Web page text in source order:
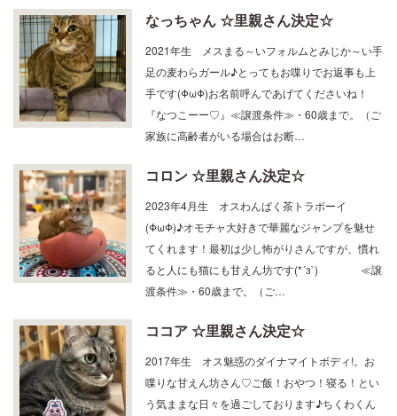
なっちゃん ☆里親さん決定☆
2021年生 メスまる～いフォルムとみじか～い手
足の麦わらガール♪とってもお喋りでお返事も上
手です(ΦωΦ)お名前呼んであげてくださいね！
『なつこーー♡』≪譲渡条件≫・60歳まで。（ご
家族に高齢者がいる場合はお断…
コロン ☆里親さん決定☆
2023年4月生 オスわんぱく茶トラボーイ
(ΦωΦ)♪オモチャ大好きで華麗なジャンプを魅せ
てくれます！最初は少し怖がりさんですが、慣れ
ると人にも猫にも甘えん坊です(*´з`) ≪譲
渡条件≫・60歳まで。（ご…
ココア ☆里親さん決定☆
2017年生 オス魅惑のダイナマイトボディ!。お
喋りな甘えん坊さん♡ご飯！おやつ！寝る！とい
う気ままな日々を過ごしております♪ちくわくん